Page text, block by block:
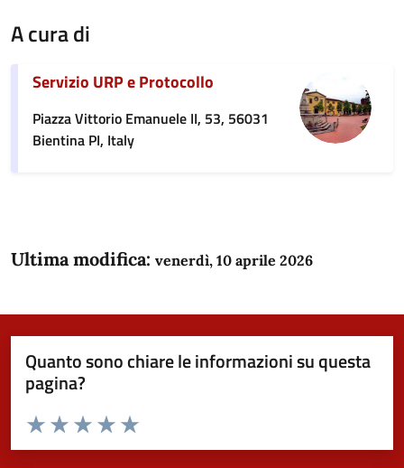
A cura di
Servizio URP e Protocollo
Piazza Vittorio Emanuele II, 53, 56031
Bientina PI, Italy
Ultima modifica: venerdì, 10 aprile 2026
Quanto sono chiare le informazioni su questa
pagina?
Domanda
Valuta da 1 a 5 stelle la pagina
Valuta 5 stelle su 5
Valuta 4 stelle su 5
Valuta 3 stelle su 5
Valuta 2 stelle su 5
Valuta 1 stelle su 5